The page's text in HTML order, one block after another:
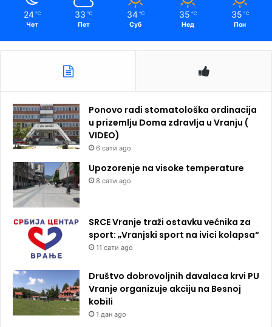
24 ℃
Чет
33 ℃
Пет
34 ℃
Суб
35 ℃
Нед
35 ℃
Пон
Ponovo radi stomatološka ordinacija
u prizemlju Doma zdravlja u Vranju (
VIDEO)
6 сати ago
Upozorenje na visoke temperature
8 сати ago
SRCE Vranje traži ostavku većnika za
sport: „Vranjski sport na ivici kolapsa“
11 сати ago
Društvo dobrovoljnih davalaca krvi PU
Vranje organizuje akciju na Besnoj
kobili
1 дан ago